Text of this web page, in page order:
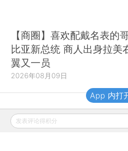
【商圈】喜欢配戴名表的
比亚新总统 商人出身拉美
翼又一员
2026年08月09日
财新移动
发表评论得积分
App 内打